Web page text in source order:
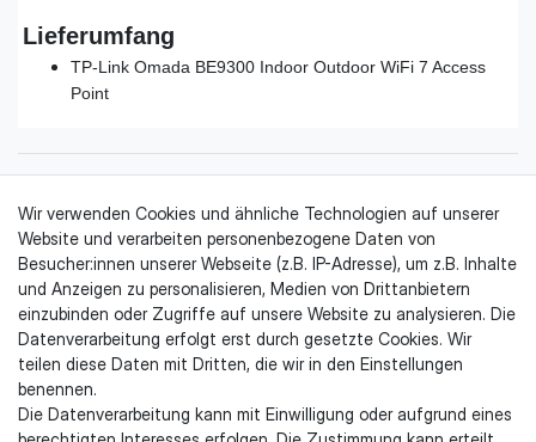
Lieferumfang
TP-Link Omada BE9300 Indoor Outdoor WiFi 7 Access
Point
Rechtliches & Kundeninformationen
Impressum
AGB
Wir verwenden Cookies und ähnliche Technologien auf unserer
Website und verarbeiten personenbezogene Daten von
Besucher:innen unserer Webseite (z.B. IP-Adresse), um z.B. Inhalte
und Anzeigen zu personalisieren, Medien von Drittanbietern
einzubinden oder Zugriffe auf unsere Website zu analysieren. Die
Datenverarbeitung erfolgt erst durch gesetzte Cookies. Wir
teilen diese Daten mit Dritten, die wir in den Einstellungen
benennen.
Die Datenverarbeitung kann mit Einwilligung oder aufgrund eines